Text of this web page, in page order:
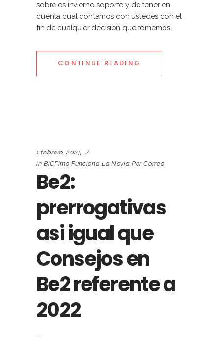
sobre es invierno soporte y de tener en
cuenta cual contamos con ustedes con el
fin de cualquier decision que tomemos.
CONTINUE READING
1 febrero, 2025
in ВїCГіmo Funciona La Novia Por Correo
Be2:
prerrogativas
asi igual que
Consejos en
Be2 referente a
2022